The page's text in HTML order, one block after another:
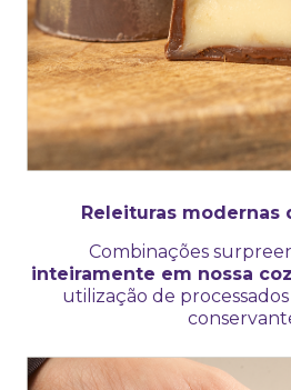
Releituras modernas
Combinações
inteiramente em nossa
utilização de